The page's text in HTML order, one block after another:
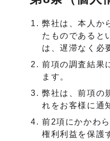
弊社は、本人か
たものであると
は、遅滞なく必
前項の調査結果
ます。
弊社は、前項の
れをお客様に通
前2項にかかわ
権利利益を保護